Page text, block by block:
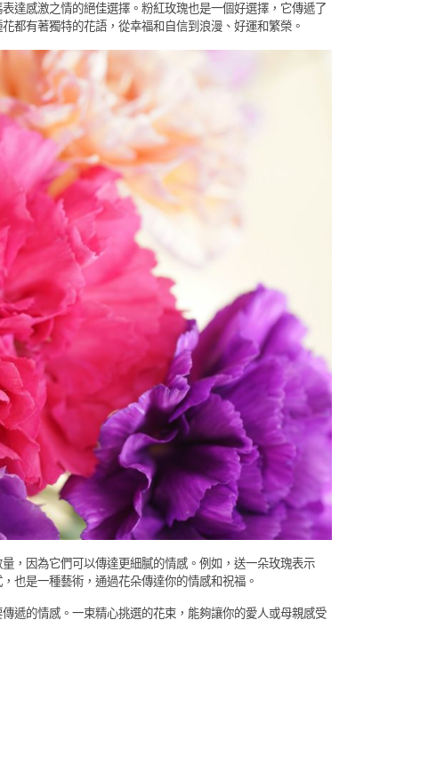
達感激之情的絕佳選擇。粉紅玫瑰也是一個好選擇，它傳遞了
都有著獨特的花語，從幸福和自信到浪漫、好運和繁榮。
，因為它們可以傳達更細膩的情感。例如，送一朵玫瑰表示
也是一種藝術，通過花朵傳達你的情感和祝福。
遞的情感。一束精心挑選的花束，能夠讓你的愛人或母親感受